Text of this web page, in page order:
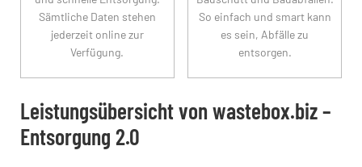
Sämtliche Daten stehen
jederzeit online zur
Verfügung.
So einfach und smart kann
es sein, Abfälle zu
entsorgen.
Leistungsübersicht von wastebox.biz –
Entsorgung 2.0